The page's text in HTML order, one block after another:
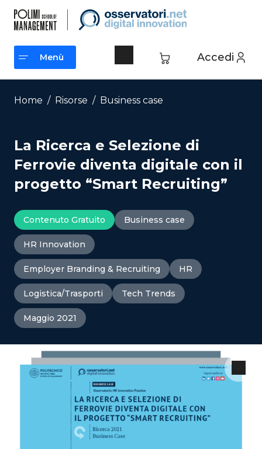
contenuto
Accedi
Menù
Menù
Home / Risorse / Business case
La Ricerca e Selezione di
Ferrovie diventa digitale con il
progetto “Smart Recruiting”
Contenuto Gratuito Business case
HR Innovation
Employer Branding & Recruiting HR
Logistica/Trasporti Tech Trends
Maggio 2021